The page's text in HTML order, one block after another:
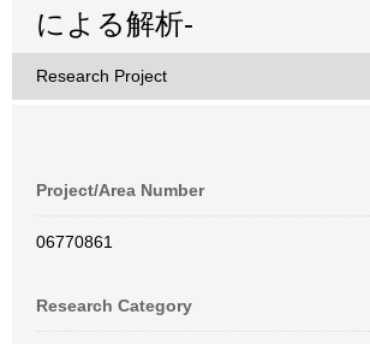
による解析-
Research Project
Project/Area Number
06770861
Research Category